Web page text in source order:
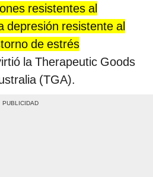
resistentes al
depresión resistente al
de estrés
la Therapeutic Goods
(TGA).